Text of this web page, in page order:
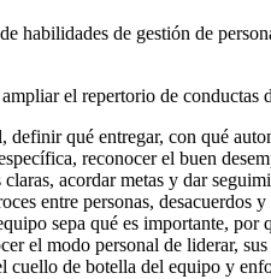
habilidades de gestión de
el repertorio de
qué entregar, con qué
reconocer el buen
acordar metas y dar
entre personas, desacuerdos
sepa qué es importante, por
el modo personal de liderar,
de botella del equipo y